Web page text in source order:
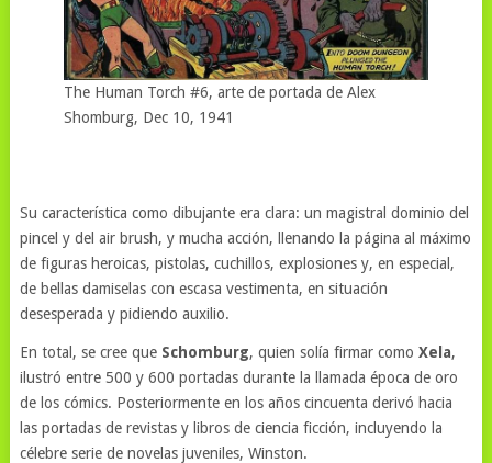
The Human Torch #6, arte de portada de Alex
Shomburg, Dec 10, 1941
Su característica como dibujante era clara: un magistral dominio del
pincel y del air brush, y mucha acción, llenando la página al máximo
de figuras heroicas, pistolas, cuchillos, explosiones y, en especial,
de bellas damiselas con escasa vestimenta, en situación
desesperada y pidiendo auxilio.
En total, se cree que Schomburg, quien solía firmar como Xela,
ilustró entre 500 y 600 portadas durante la llamada época de oro
de los cómics. Posteriormente en los años cincuenta derivó hacia
las portadas de revistas y libros de ciencia ficción, incluyendo la
célebre serie de novelas juveniles, Winston.